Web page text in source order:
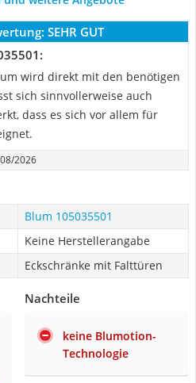
SEHR GUT
wird direkt mit den benötigen
sich sinnvollerweise auch
dass es sich vor allem für
08/2026
Blum 105035501
Keine Herstellerangabe
Eckschränke mit Falttüren
Nachteile
keine Blumotion-
Technologie